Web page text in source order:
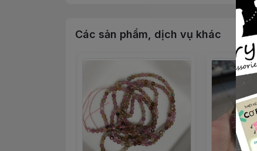
Các sản phẩm, dịch vụ khác